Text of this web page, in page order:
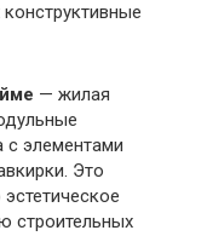
— жилая
элементами
Это
строительных